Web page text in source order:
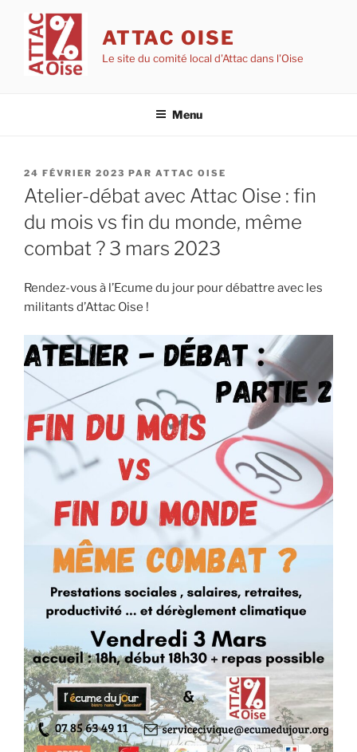
contenu
principal
ATTAC OISE
Le site du comité local d'Attac dans l'Oise
Menu
PUBLIÉ
LE
24 FÉVRIER 2023 PAR ATTAC OISE
Atelier-débat avec Attac Oise : fin
du mois vs fin du monde, même
combat ? 3 mars 2023
Rendez-vous à l’Ecume du jour pour débattre avec les
militants d’Attac Oise !